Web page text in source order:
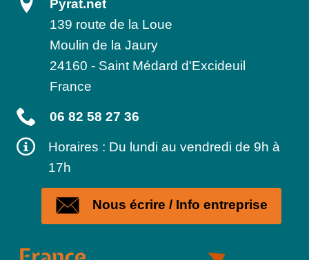
Pyrat.net
139 route de la Loue
Moulin de la Jaury
24160 - Saint Médard d'Excideuil
France
06 82 58 27 36
Horaires : Du lundi au vendredi de 9h à
17h
Nous écrire / Info entreprise